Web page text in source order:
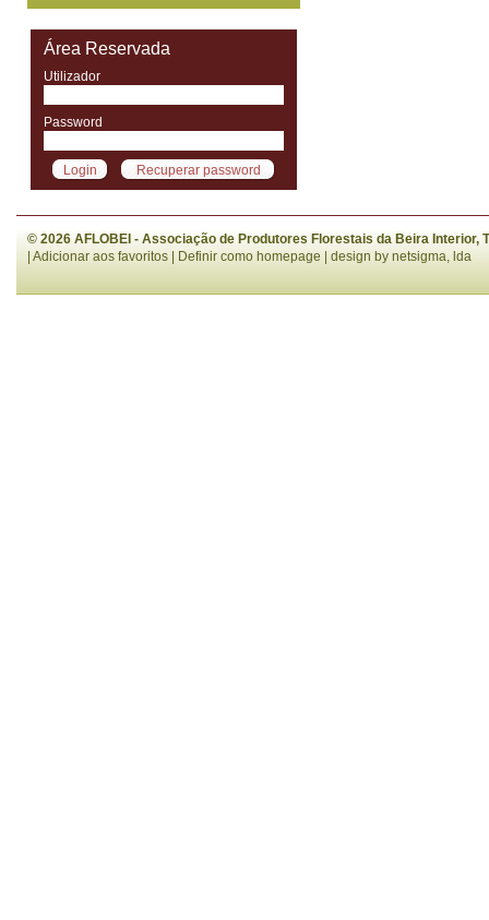
Área Reservada
Utilizador
Password
© 2026 AFLOBEI - Associação de Produtores Florestais da Beira Interior,
Adicionar aos favoritos Definir como homepage | design by netsigma, lda